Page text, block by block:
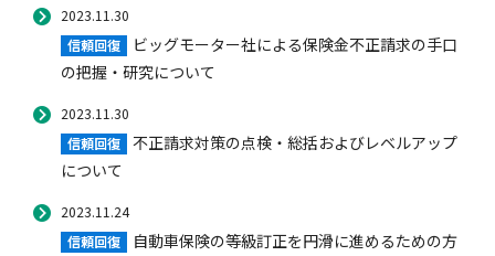
2023.11.30
信頼回復
ビッグモーター社による保険金不正請求の手口
の把握・研究について
2023.11.30
信頼回復
不正請求対策の点検・総括およびレベルアップ
について
2023.11.24
信頼回復
自動車保険の等級訂正を円滑に進めるための方